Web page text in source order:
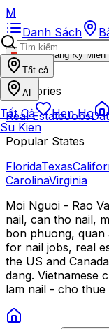
M
Danh Sách
VI
Đăng Ký Miễn
Tất cả
AL
Tất Cả Hen Ho
Su Kien
Categories
Real EstateJobs
Popular States
FloridaTexas
CarolinaVirginia
Moi Nguoi - Rao
nail, can tho nail,
bon phuong, quan
for nail jobs, real
the US and
dang. Vietnamese
lam nail - cho